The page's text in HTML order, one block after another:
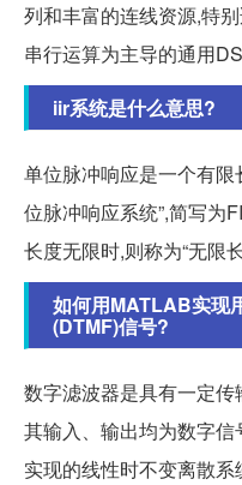
列和丰富的连线资源,特
串行运算为主导的通用
iir系统是什么意思?
单位脉冲响应是一个有
位脉冲响应系统”,简写为
长度无限时,则称为“无限
如何用MATLAB实现
(DTMF)信号?
数字滤波器是具有一定
其输入、输出均为数字
实现的线性时不变离散系